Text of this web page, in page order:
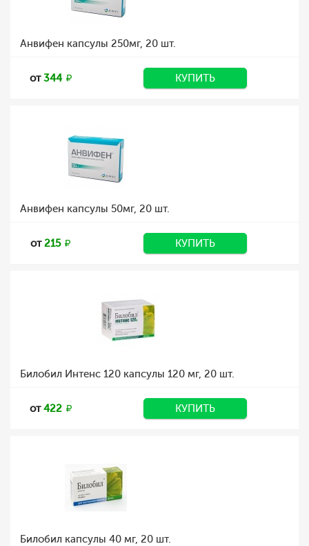
Анвифен капсулы 250мг, 20 шт.
от344 КУПИТЬ
Анвифен капсулы 50мг, 20 шт.
от215 КУПИТЬ
Билобил Интенс 120 капсулы 120 мг, 20 шт.
от422 КУПИТЬ
Билобил капсулы 40 мг, 20 шт.